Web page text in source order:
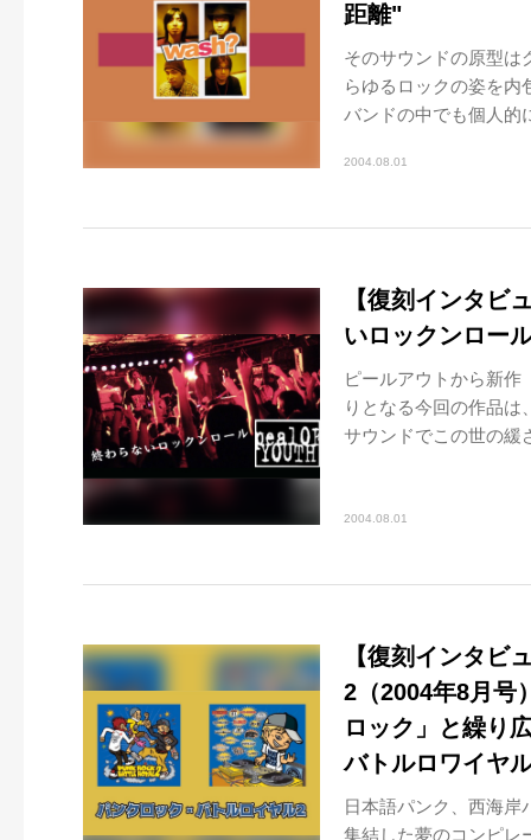
距離"
そのサウンドの原型は
らゆるロックの姿を内
バンドの中でも個人的
2004.08.01
【復刻インタビ
いロックンロー
ピールアウトから新作
りとなる今回の作品
サウンドでこの世の緩
2004.08.01
【復刻インタビ
2（2004年8月号
ロック」と繰り
バトルロワイヤ
日本語パンク、西海岸
集結した夢のコンピレ